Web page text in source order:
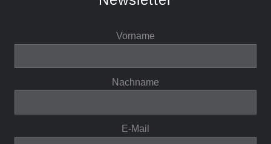
Vorname
Nachname
E-Mail